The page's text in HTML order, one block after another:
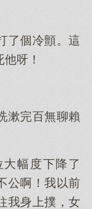
了個冷顫。這
呀！
漱完百無聊賴
大幅度下降了
公啊！我以前
我身上撲，女